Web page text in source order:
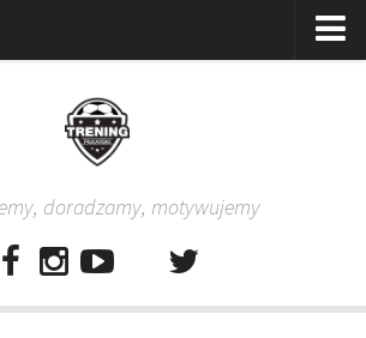
doradzamy, motywujemy